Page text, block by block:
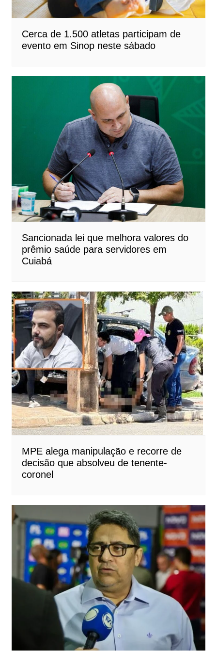
Cerca de 1.500 atletas participam de
evento em Sinop neste sábado
Sancionada lei que melhora valores do
prêmio saúde para servidores em
Cuiabá
MPE alega manipulação e recorre de
decisão que absolveu de tenente-
coronel